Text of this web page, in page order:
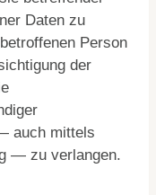
Daten zu
Person
der
auch mittels
— zu verlangen.